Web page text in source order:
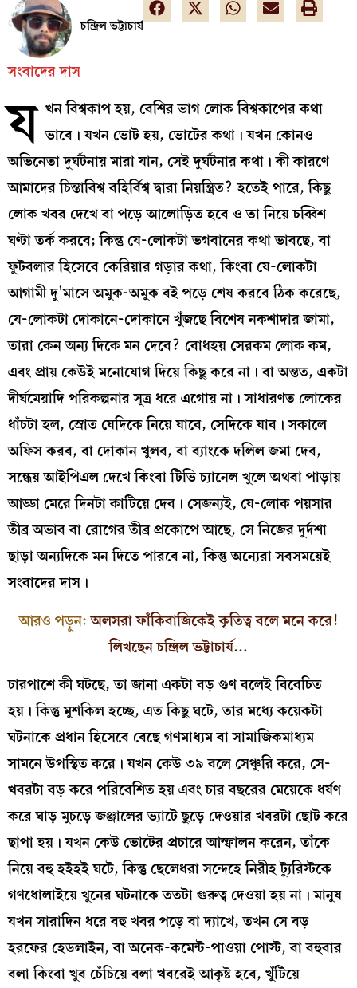
চন্দ্রিল ভট্টাচার্য
সংবাদের দাস
য খন বিশ্বকাপ হয়, বেশির ভাগ লোক বিশ্বকাপের কথা
ভাবে। যখন ভোট হয়, ভোটের কথা। যখন কোনও
অভিনেতা দুর্ঘটনায় মারা যান, সেই দুর্ঘটনার কথা। কী কারণে
আমাদের চিন্তাবিশ্ব বহির্বিশ্ব দ্বারা নিয়ন্ত্রিত? হতেই পারে, কিছু
লোক খবর দেখে বা পড়ে আলোড়িত হবে ও তা নিয়ে চব্বিশ
ঘণ্টা তর্ক করবে; কিন্তু যে-লোকটা ভগবানের কথা ভাবছে, বা
ফুটবলার হিসেবে কেরিয়ার গড়ার কথা, কিংবা যে-লোকটা
আগামী দু’মাসে অমুক-অমুক বই পড়ে শেষ করবে ঠিক করেছে,
যে-লোকটা দোকানে-দোকানে খুঁজছে বিশেষ নকশাদার জামা,
তারা কেন অন্য দিকে মন দেবে? বোধহয় সেরকম লোক কম,
এবং প্রায় কেউই মনোযোগ দিয়ে কিছু করে না। বা অন্তত, একটা
দীর্ঘমেয়াদি পরিকল্পনার সূত্র ধরে এগোয় না। সাধারণত লোকের
ধাঁচটা হল, স্রোত যেদিকে নিয়ে যাবে, সেদিকে যাব। সকালে
অফিস করব, বা দোকান খুলব, বা ব্যাংকে দলিল জমা দেব,
সন্ধেয় আইপিএল দেখে কিংবা টিভি চ্যানেল খুলে অথবা পাড়ায়
আড্ডা মেরে দিনটা কাটিয়ে দেব। সেজন্যই, যে-লোক পয়সার
তীব্র অভাব বা রোগের তীব্র প্রকোপে আছে, সে নিজের দুর্দশা
ছাড়া অন্যদিকে মন দিতে পারবে না, কিন্তু অন্যেরা সবসময়েই
সংবাদের দাস।
আরও পড়ুন:অলসরা ফাঁকিবাজিকেই কৃতিত্ব বলে মনে করে!
লিখছেন চন্দ্রিল ভট্টাচার্য…
চারপাশে কী ঘটছে, তা জানা একটা বড় গুণ বলেই বিবেচিত
হয়। কিন্তু মুশকিল হচ্ছে, এত কিছু ঘটে, তার মধ্যে কয়েকটা
ঘটনাকে প্রধান হিসেবে বেছে গণমাধ্যম বা সামাজিকমাধ্যম
সামনে উপস্থিত করে। যখন কেউ ৩৯ বলে সেঞ্চুরি করে, সে-
খবরটা বড় করে পরিবেশিত হয় এবং চার বছরের মেয়েকে ধর্ষণ
করে ঘাড় মুচড়ে জঞ্জালের ভ্যাটে ছুড়ে দেওয়ার খবরটা ছোট করে
ছাপা হয়। যখন কেউ ভোটের প্রচারে আস্ফালন করেন, তাঁকে
নিয়ে বহু হইহই ঘটে, কিন্তু ছেলেধরা সন্দেহে নিরীহ ট্যুরিস্টকে
গণধোলাইয়ে খুনের ঘটনাকে ততটা গুরুত্ব দেওয়া হয় না। মানুষ
যখন সারাদিন ধরে বহু খবর পড়ে বা দ্যাখে, তখন সে বড়
হরফের হেডলাইন, বা অনেক-কমেন্ট-পাওয়া পোস্ট, বা বহুবার
বলা কিংবা খুব চেঁচিয়ে বলা খবরেই আকৃষ্ট হবে, খুঁটিয়ে